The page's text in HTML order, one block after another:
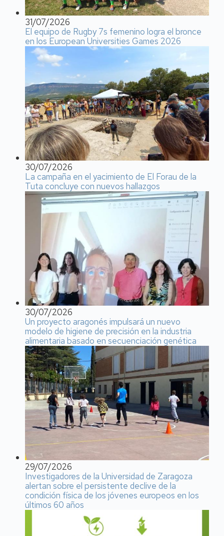
31/07/2026
El equipo de Rugby 7s femenino logra el bronce
en los European Universities Games 2026
30/07/2026
La campaña en el yacimiento de El Forau de la
Tuta concluye con nuevos hallazgos
30/07/2026
Un proyecto aragonés impulsará un nuevo
modelo de higiene de precisión en la industria
alimentaria basado en secuenciación genética
29/07/2026
Investigadores de la Universidad de Zaragoza
alertan sobre el persistente declive de la
condición física de los jóvenes europeos en los
últimos 60 años